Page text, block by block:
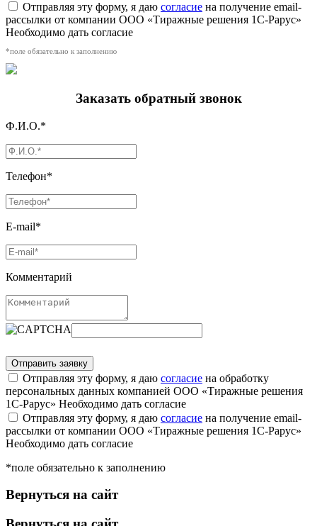
Отправляя эту форму, я даю согласие на получение email-
рассылки от компании ООО «Тиражные решения 1С-Рарус»
Необходимо дать согласие
*поле обязательно к заполнению
Заказать обратный звонок
Ф.И.О.*
Телефон*
E-mail*
Комментарий
Отправляя эту форму, я даю согласие на обработку
персональных данных компанией ООО «Тиражные решения
1С-Рарус» Необходимо дать согласие
Отправляя эту форму, я даю согласие на получение email-
рассылки от компании ООО «Тиражные решения 1С-Рарус»
Необходимо дать согласие
*поле обязательно к заполнению
Вернуться на сайт